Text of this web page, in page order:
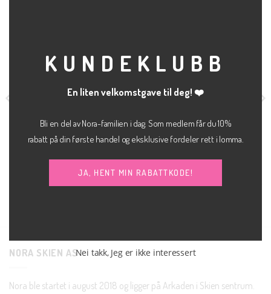
Fuji barrel leg dark
kr600.00
JJXX
JEANS
Abina high kickflare
NORA SKIEN AS
Nora ble startet i august 2018 og ligger på Arkaden i Skien sentrum.
KUNDEKLUBB
En liten velkomstgave til deg! ❤️
Bli en del av Nora-familien i dag. Som medlem får du 10%
rabatt på din første handel og eksklusive fordeler rett i lomma.
JA, HENT MIN RABATTKODE!
Nei takk, Jeg er ikke interessert